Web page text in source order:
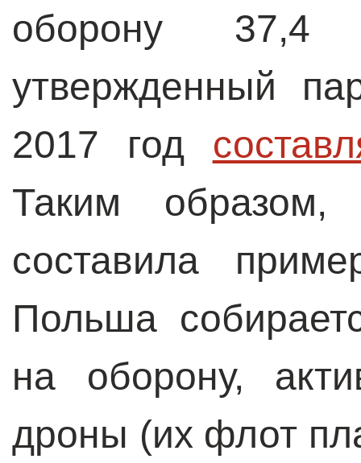
оборону
утвержденный
2017 год
Таким
составила
Польша
на оборону,
дроны (их флот